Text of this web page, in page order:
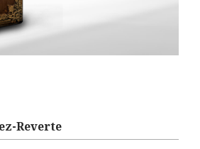
Reverte